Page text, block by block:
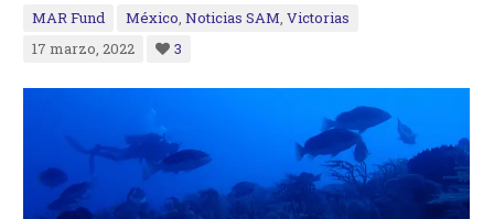
MAR Fund México,Noticias SAM,Victorias
17 marzo, 2022
3